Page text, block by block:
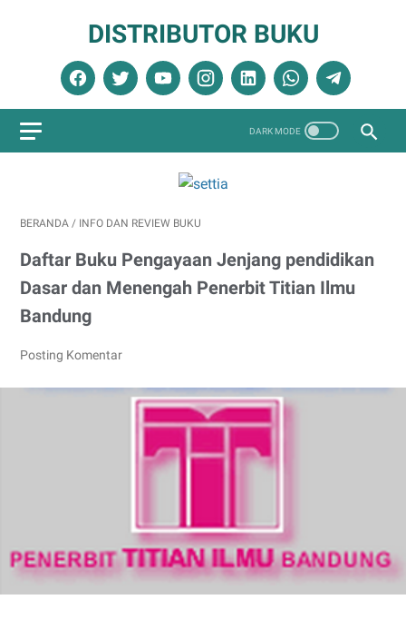
DISTRIBUTOR BUKU
BERANDA / INFO DAN REVIEW BUKU
Daftar Buku Pengayaan Jenjang pendidikan
Dasar dan Menengah Penerbit Titian Ilmu
Bandung
Posting Komentar